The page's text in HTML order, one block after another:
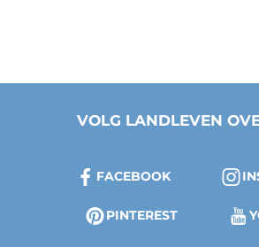
VOLG LANDLEVEN
FACEBOOK
PINTEREST